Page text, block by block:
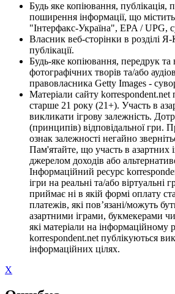
Будь яке копіювання, публікація,
поширення інформації, що
"Інтерфакс-Україна", EPA / UPG,
Власник веб-сторінки в розділі
публікації.
Будь-яке копіювання, передрук та
фотографічних творів та/або
правовласника Getty Images -
Матеріали сайту korrespondent.net
старше 21 року (21+). Участь в
викликати ігрову залежність.
(принципів) відповідальної гри.
ознак залежності негайно
Пам'ятайте, що участь в азартних
джерелом доходів або
Інформаційний ресурс
ігри на реальні та/або віртуальні
приймає ні в якій формі оплату
платежів, які пов’язані/можуть
азартними іграми, букмекерами
які матеріали на інформаційному
korrespondent.net публікуються
інформаційних цілях.
X